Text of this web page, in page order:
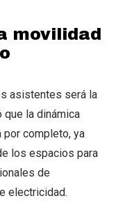
movilidad
asistentes será la
que la dinámica
por completo, ya
los espacios para
de
electricidad.